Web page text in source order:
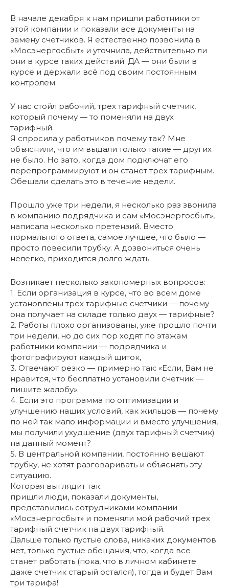
В начале декабря к нам пришли работники от
этой компании и показали все документы на
замену счетчиков. Я естественно позвонила в
«Мосэнергосбыт» и уточнила, действительно ли
они в курсе таких действий. ДА — они были в
курсе и держали всё под своим постоянным
контролем.
У нас стойл рабочий, трех тарифный счетчик,
который почему — то поменяли на двух
тарифный.
Я спросила у работников почему так? Мне
объяснили, что им выдали только такие — других
не было. Но зато, когда дом подключат его
перепрограммируют и он станет трех тарифным.
Обещали сделать это в течение недели.
Прошло уже три недели, я несколько раз звонила
в компанию подрядчика и сам «Мосэнергосбыт»,
написала несколько претензий. Вместо
нормального ответа, самое лучшее, что было —
просто повесили трубку. А дозвониться очень
нелегко, приходится долго ждать.
Возникает несколько закономерных вопросов:
1. Если организация в курсе, что во всем доме
установлены трех тарифные счетчики — почему
она получает на складе только двух — тарифные?
2. Работы плохо организованы, уже прошло почти
три недели, но до сих пор ходят по этажам
работники компании — подрядчика и
фотографируют каждый щиток,
3. Отвечают резко — примерно так: «Если, Вам не
нравится, что бесплатно установили счетчик —
пишите жалобу».
4. Если это программа по оптимизации и
улучшению наших условий, как жильцов — почему
по ней так мало информации и вместо улучшения,
мы получили ухудшение (двух тарифный счетчик)
на данный момент?
5. В центральной компании, постоянно вешают
трубку, не хотят разговаривать и объяснять эту
ситуацию.
Которая выглядит так:
пришли люди, показали документы,
представились сотрудниками компании
«Мосэнергосбыт» и поменяли мой рабочий трех
тарифный счетчик на двух тарифный.
Дальше только пустые слова, никаких документов
нет, только пустые обещания, что, когда все
станет работать (пока, что в личном кабинете
даже счетчик старый остался), тогда и будет Вам
три тарифа!